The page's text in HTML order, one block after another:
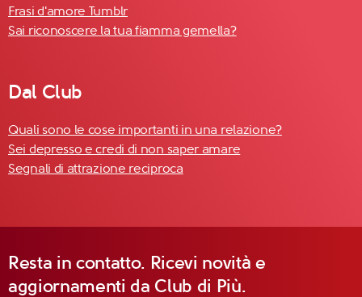
Frasi d'amore Tumblr
Sai riconoscere la tua fiamma gemella?
Dal Club
Quali sono le cose importanti in una relazione?
Sei depresso e credi di non saper amare
Segnali di attrazione reciproca
Resta in contatto. Ricevi novità e
aggiornamenti da Club di Più.